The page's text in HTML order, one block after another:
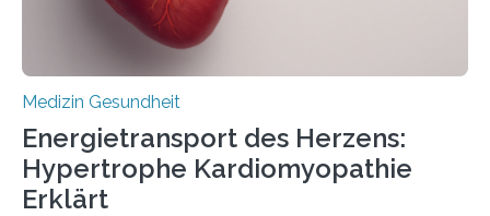
Medizin Gesundheit
Energietransport des Herzens:
Hypertrophe Kardiomyopathie
Erklärt